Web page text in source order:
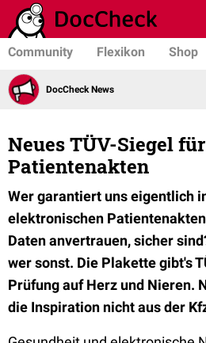
Community Flexikon Shop
DocCheck News
Neues TÜV-Siegel
Patientenakten
Wer garantiert uns eigentlich
elektronischen
Daten anvertrauen, sicher
wer sonst. Die Plakette gibt's
Prüfung auf Herz und Nieren.
die Inspiration nicht aus der